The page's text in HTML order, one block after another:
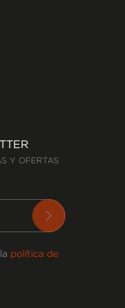
Y OFERTAS
política de